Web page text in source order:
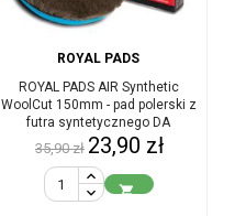
ROYAL PADS
ROYAL PADS AIR Synthetic
WoolCut 150mm - pad polerski z
futra syntetycznego DA
Cena
podstawowa
35,90 zł Cena
23,90 zł
